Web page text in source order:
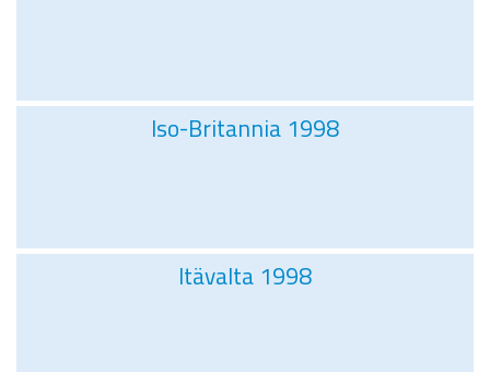
Iso-Britannia 1998
Itävalta 1998